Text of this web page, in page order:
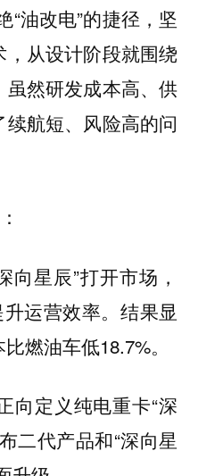
“油改电”的捷径，坚
从设计阶段就围绕
然研发成本高、供
航短、风险高的问
向星辰”打开市场，
运营效率。结果显
燃油车低18.7%。
向定义纯电重卡“深
二代产品和“深向星